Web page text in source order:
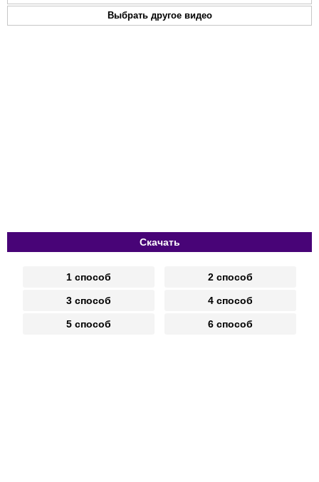
Выбрать другое видео
Скачать
1 способ 2 способ
3 способ 4 способ
5 способ 6 способ